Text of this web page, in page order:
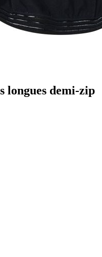
longues demi-zip